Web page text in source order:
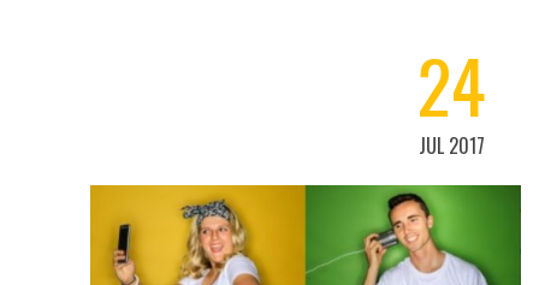
24
JUL 2017